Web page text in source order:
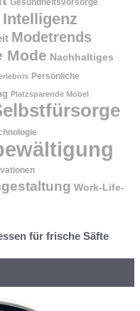
Gesundheitsvorsorge
Modetrends
Mode Nachhaltiges
Persönliche
Platzsparende Möbel
Work-Life-
für frische Säfte